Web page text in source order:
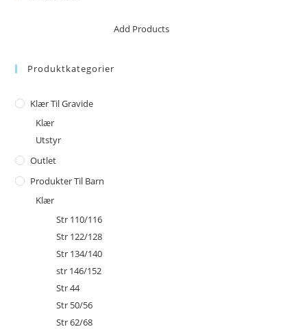
No products in the cart.Add Products
Produktkategorier
Klær Til Gravide
Klær
Utstyr
Outlet
Produkter Til Barn
Klær
Str 110/116
Str 122/128
Str 134/140
str 146/152
Str 44
Str 50/56
Str 62/68